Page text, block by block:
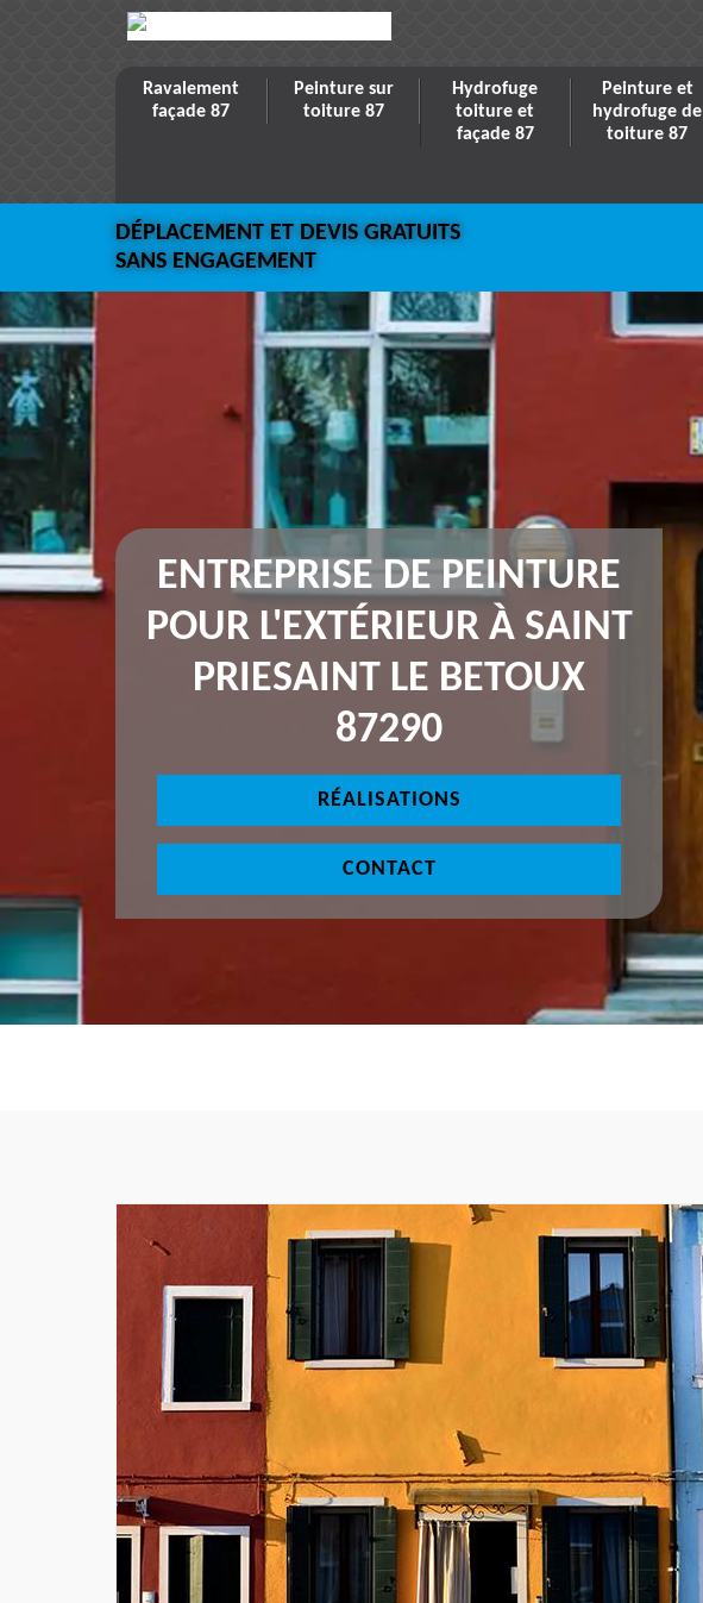
Ravalement
façade 87
Peinture sur
toiture 87
Hydrofuge
toiture et
façade 87
Peinture et
hydrofuge de
toiture 87
DÉPLACEMENT ET DEVIS GRATUITS
SANS ENGAGEMENT
ENTREPRISE DE PEINTURE
POUR L'EXTÉRIEUR À SAINT
PRIESAINT LE BETOUX
87290
RÉALISATIONS
CONTACT